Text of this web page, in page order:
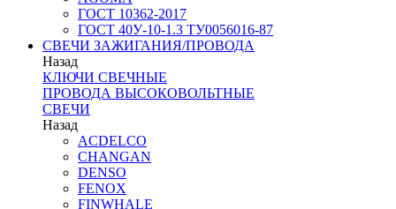
ГОСТ 10362-2017
ГОСТ 40У-10-1.3 ТУ0056016-87
СВЕЧИ ЗАЖИГАНИЯ/ПРОВОДА
Назад
КЛЮЧИ СВЕЧНЫЕ
ПРОВОДА ВЫСОКОВОЛЬТНЫЕ
СВЕЧИ
Назад
ACDELCO
CHANGAN
DENSO
FENOX
FINWHALE